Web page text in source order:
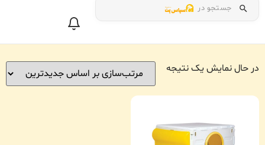
جستجو در
در حال نمایش یک نتیجه